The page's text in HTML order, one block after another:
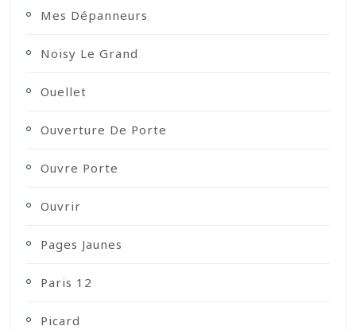
Mes Dépanneurs
Noisy Le Grand
Ouellet
Ouverture De Porte
Ouvre Porte
Ouvrir
Pages Jaunes
Paris 12
Picard